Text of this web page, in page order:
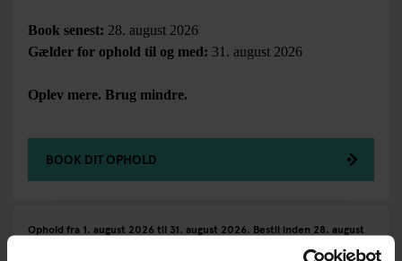
Book senest: 28. august 2026
Gælder for ophold til og med: 31. august 2026
Oplev mere. Brug mindre.
BOOK DIT OPHOLD
Ophold fra 1. august 2026 til 31. august 2026. Bestil inden 28. august